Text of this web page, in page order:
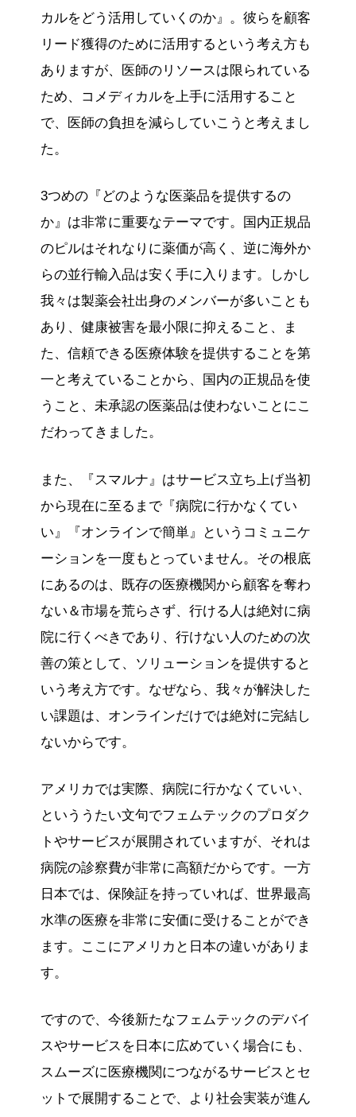
カルをどう活用していくのか』。彼らを顧客
リード獲得のために活用するという考え方も
ありますが、医師のリソースは限られている
ため、コメディカルを上手に活用すること
で、医師の負担を減らしていこうと考えまし
た。
3つめの『どのような医薬品を提供するの
か』は非常に重要なテーマです。国内正規品
のピルはそれなりに薬価が高く、逆に海外か
らの並行輸入品は安く手に入ります。しかし
我々は製薬会社出身のメンバーが多いことも
あり、健康被害を最小限に抑えること、ま
た、信頼できる医療体験を提供することを第
一と考えていることから、国内の正規品を使
うこと、未承認の医薬品は使わないことにこ
だわってきました。
また、『スマルナ』はサービス立ち上げ当初
から現在に至るまで『病院に行かなくてい
い』『オンラインで簡単』というコミュニケ
ーションを一度もとっていません。その根底
にあるのは、既存の医療機関から顧客を奪わ
ない＆市場を荒らさず、行ける人は絶対に病
院に行くべきであり、行けない人のための次
善の策として、ソリューションを提供すると
いう考え方です。なぜなら、我々が解決した
い課題は、オンラインだけでは絶対に完結し
ないからです。
アメリカでは実際、病院に行かなくていい、
といううたい文句でフェムテックのプロダク
トやサービスが展開されていますが、それは
病院の診察費が非常に高額だからです。一方
日本では、保険証を持っていれば、世界最高
水準の医療を非常に安価に受けることができ
ます。ここにアメリカと日本の違いがありま
す。
ですので、今後新たなフェムテックのデバイ
スやサービスを日本に広めていく場合にも、
スムーズに医療機関につながるサービスとセ
ットで展開することで、より社会実装が進ん